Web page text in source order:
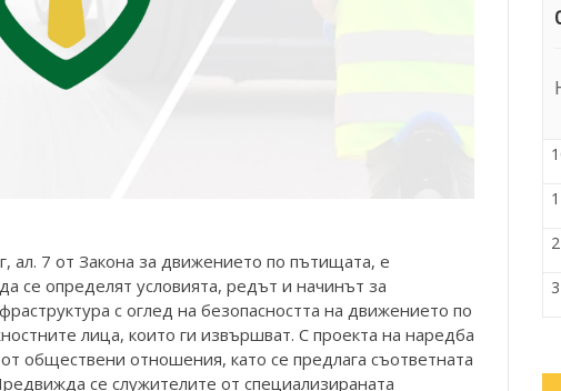
ал. 7 от Закона за движението по пътищата, е
се определят условията, редът и начинът за
с оглед на безопасността на движението по
лица, които ги извършват. С проекта на наредба
обществени отношения, като се предлага съответната
се служителите от специализираната